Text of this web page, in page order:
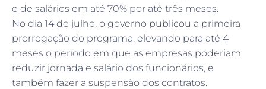
e de salários em até 70% por até três meses.
No dia 14 de julho, o governo publicou a primeira
prorrogação do programa, elevando para até 4
meses o período em que as empresas poderiam
reduzir jornada e salário dos funcionários, e
também fazer a suspensão dos contratos.